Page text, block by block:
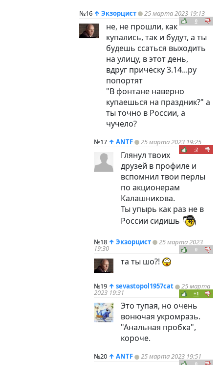
№16 ↑ Экзорцист 25 марта 2023 19:13
0
не, не прошли, как
купались, так и будут, а ты
будешь ссаться выходить
на улицу, в этот день,
вдруг причёску 3.14...ру
попортят
"В фонтане наверно
купаешься на праздник?" а
ты точно в России, а
чучело?
№17 ↑ ANTF 25 марта 2023 19:25
-2
Глянул твоих
друзей в профиле и
вспомнил твои перлы
по акционерам
Калашникова.
Ты упырь как раз не в
России сидишь
№18 ↑ Экзорцист 25 марта 2023
19:30 0
та ты шо?!
№19 ↑ sevastopol1957cat 25 марта
2023 19:31 +1
Это тупая, но очень
вонючая укромразь.
"Анальная пробка",
короче.
№20 ↑ ANTF 25 марта 2023 19:51